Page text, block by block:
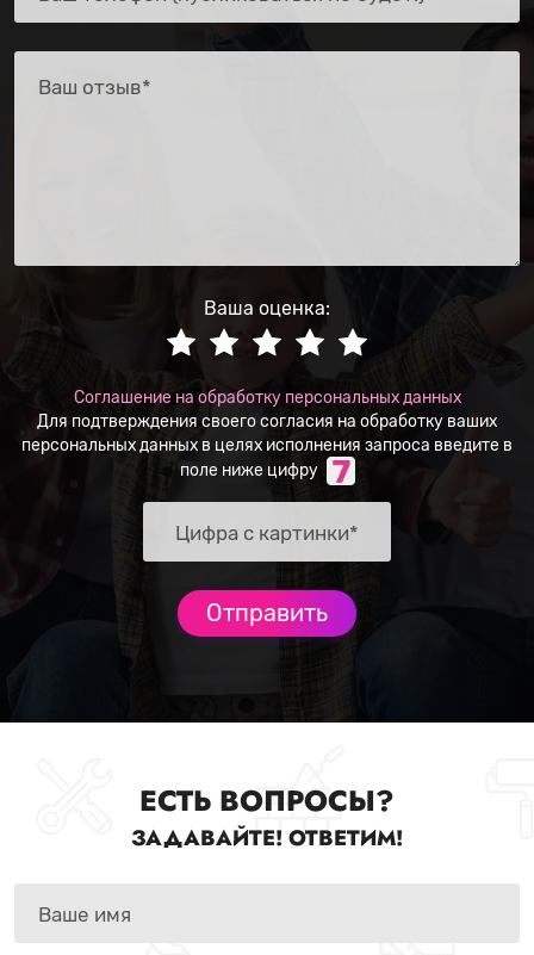
Ваша оценка:
Соглашение на обработку персональных данных
Для подтверждения своего согласия на обработку ваших
персональных данных в целях исполнения запроса введите в
поле ниже цифру
ЕСТЬ ВОПРОСЫ?
ЗАДАВАЙТЕ! ОТВЕТИМ!